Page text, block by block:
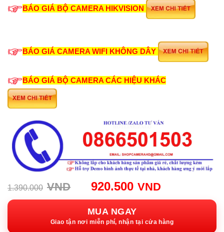
BÁO GIÁ BỘ CAMERA HIKVISION
BÁO GIÁ CAMERA WIFI KHÔNG DÂY
BÁO GIÁ BỘ CAMERA CÁC HIỆU KHÁC
1.390.000 VND
Giá
gốc:
1.390.000VND.
920.500 VND
hiện
MUA NGAY
Giao tận nơi miễn phí, nhận tại cửa hàng